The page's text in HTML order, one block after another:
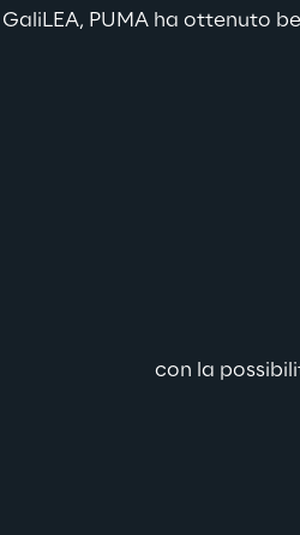
PUMA ha ottenuto
con la